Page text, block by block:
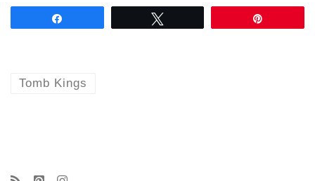
Tomb Kings